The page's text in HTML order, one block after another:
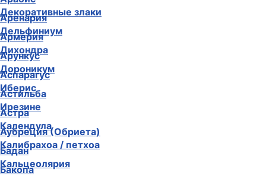
Аренария
Армерия
Арункус
Аспарагус
Астильба
Астра
Аубреция (Обриета)
Бадан
Бакопа
Декоративные злаки
Дельфиниум
Дихондра
Дороникум
Иберис
Ирезине
Календула
Калибрахоа / петхоа
Кальцеолярия